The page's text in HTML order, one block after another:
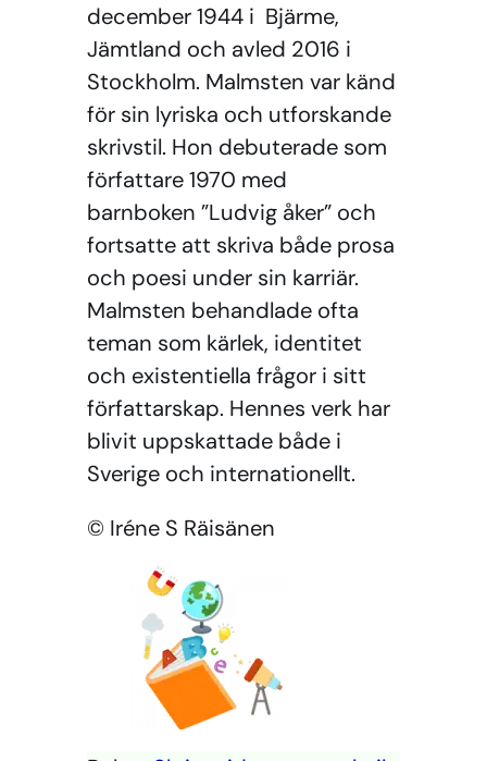
december 1944 i Bjärme,
Jämtland och avled 2016 i
Stockholm. Malmsten var känd
för sin lyriska och utforskande
skrivstil. Hon debuterade som
författare 1970 med
barnboken ”Ludvig åker” och
fortsatte att skriva både prosa
och poesi under sin karriär.
Malmsten behandlade ofta
teman som kärlek, identitet
och existentiella frågor i sitt
författarskap. Hennes verk har
blivit uppskattade både i
Sverige och internationellt.
© Iréne S Räisänen